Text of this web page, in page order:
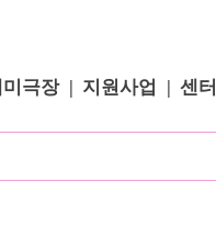
극장 지원사업 센